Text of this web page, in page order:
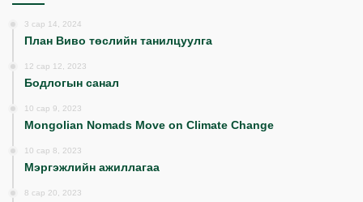
3 сар 14, 2024
План Виво төслийн танилцуулга
12 сар 12, 2023
Бодлогын санал
10 сар 9, 2023
Mongolian Nomads Move on Climate Change
10 сар 8, 2023
Мэргэжлийн ажиллагаа
8 сар 20, 2023